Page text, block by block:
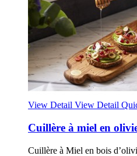
View Detail View Detail
Cuillère à miel en
Cuillère à Miel en bois